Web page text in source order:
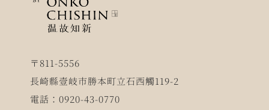
〒811-5556
長崎縣壹岐市勝本町立石西觸119-2
電話：0920-43-0770